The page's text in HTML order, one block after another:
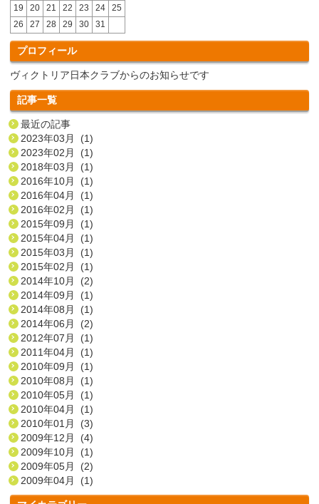
19
20 21 22 23 24
25
26
27 28 29 30 31
プロフィール
ヴィクトリア日本クラブからのお知らせです
記事一覧
最近の記事
2023年03月 (1)
2023年02月 (1)
2018年03月 (1)
2016年10月 (1)
2016年04月 (1)
2016年02月 (1)
2015年09月 (1)
2015年04月 (1)
2015年03月 (1)
2015年02月 (1)
2014年10月 (2)
2014年09月 (1)
2014年08月 (1)
2014年06月 (2)
2012年07月 (1)
2011年04月 (1)
2010年09月 (1)
2010年08月 (1)
2010年05月 (1)
2010年04月 (1)
2010年01月 (3)
2009年12月 (4)
2009年10月 (1)
2009年05月 (2)
2009年04月 (1)